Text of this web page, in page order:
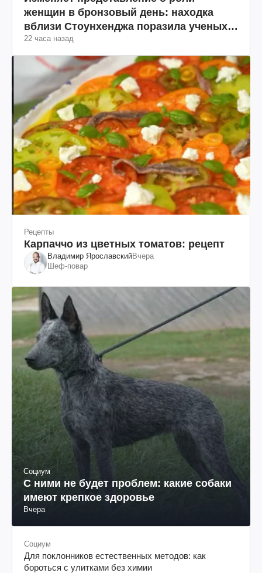
женщин в бронзовый день: находка
вблизи Стоунхенджа поразила ученых
(фото)
22 часа назад
Рецепты
Карпаччо из цветных томатов: рецепт
Владимир ЯрославскийВчера
Шеф-повар
Социум
С ними не будет проблем: какие собаки
имеют крепкое здоровье
Вчера
Социум
Для поклонников естественных методов: как
бороться с улитками без химии